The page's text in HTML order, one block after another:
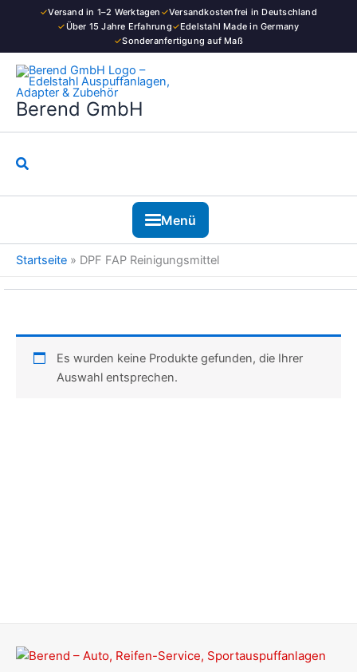
✓Versand in 1–2 Werktagen ✓Versandkostenfrei in Deutschland
✓Über 15 Jahre Erfahrung✓Edelstahl Made in Germany
✓Sonderanfertigung auf Maß
Berend GmbH
Suchen
Menü
Startseite » DPF FAP Reinigungsmittel
Es wurden keine Produkte gefunden, die Ihrer
Auswahl entsprechen.